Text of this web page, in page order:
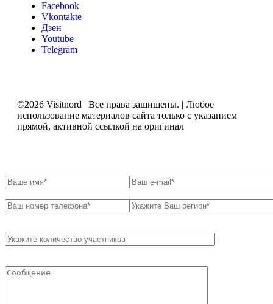
Facebook
Vkontakte
Дзен
Youtube
Telegram
©2026 Visitnord | Все права защищены. | Любое
использование материалов сайта только с указанием
прямой, активной ссылкой на оригинал